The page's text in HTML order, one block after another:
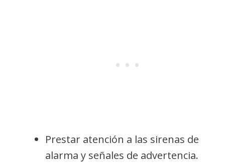
Prestar atención a las sirenas de
alarma y señales de advertencia.